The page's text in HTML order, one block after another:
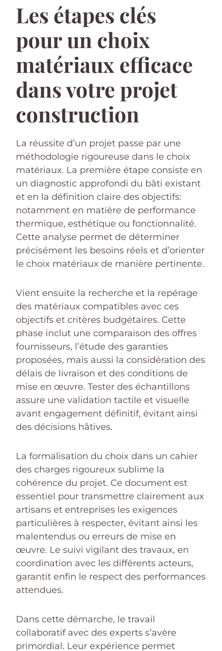
Les étapes clés
pour un choix
matériaux efficace
dans votre projet
construction
La réussite d’un projet passe par une
méthodologie rigoureuse dans le choix
matériaux. La première étape consiste en
un diagnostic approfondi du bâti existant
et en la définition claire des objectifs:
notamment en matière de performance
thermique, esthétique ou fonctionnalité.
Cette analyse permet de déterminer
précisément les besoins réels et d’orienter
le choix matériaux de manière pertinente.
Vient ensuite la recherche et la repérage
des matériaux compatibles avec ces
objectifs et critères budgétaires. Cette
phase inclut une comparaison des offres
fournisseurs, l’étude des garanties
proposées, mais aussi la considération des
délais de livraison et des conditions de
mise en œuvre. Tester des échantillons
assure une validation tactile et visuelle
avant engagement définitif, évitant ainsi
des décisions hâtives.
La formalisation du choix dans un cahier
des charges rigoureux sublime la
cohérence du projet. Ce document est
essentiel pour transmettre clairement aux
artisans et entreprises les exigences
particulières à respecter, évitant ainsi les
malentendus ou erreurs de mise en
œuvre. Le suivi vigilant des travaux, en
coordination avec les différents acteurs,
garantit enfin le respect des performances
attendues.
Dans cette démarche, le travail
collaboratif avec des experts s’avère
primordial. Leur expérience permet